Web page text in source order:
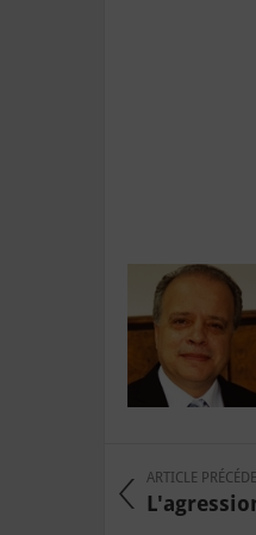
ARTICLE